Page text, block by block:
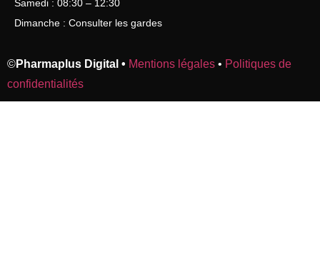
Samedi : 08:30 – 12:30
Dimanche : Consulter les gardes
©Pharmaplus Digital • Mentions légales • Politiques de
confidentialités